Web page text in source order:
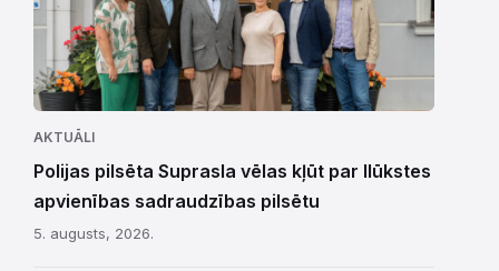
AKTUĀLI
Polijas pilsēta Suprasla vēlas kļūt par Ilūkstes
apvienības sadraudzības pilsētu
5. augusts, 2026.